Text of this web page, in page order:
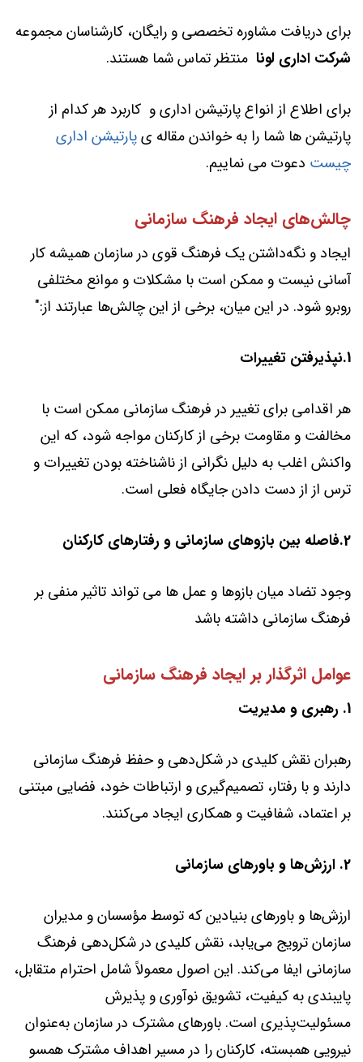
برای دریافت مشاوره تخصصی و رایگان، کارشناسان مجموعه
شرکت اداری لونا منتظر تماس شما هستند.
برای اطلاع از انواع پارتیشن اداری و کاربرد هر کدام از
پارتیشن ها شما را به خواندن مقاله یپارتیشن اداری
چیست دعوت می نماییم.
چالش‌های ایجاد فرهنگ سازمانی
ایجاد و نگه‌داشتن یک فرهنگ قوی در سازمان همیشه کار
آسانی نیست و ممکن است با مشکلات و موانع مختلفی
روبرو شود. در این میان، برخی از این چالش‌ها عبارتند از:"
1.نپذیرفتن تغییرات
هر اقدامی برای تغییر در فرهنگ سازمانی ممکن است با
مخالفت و مقاومت برخی از کارکنان مواجه شود، که این
واکنش اغلب به دلیل نگرانی از ناشناخته بودن تغییرات و
ترس از از دست دادن جایگاه فعلی است.
2.فاصله بین بازوهای سازمانی و رفتارهای کارکنان
وجود تضاد میان بازوها و عمل ها می تواند تاثیر منفی بر
فرهنگ سازمانی داشته باشد
عوامل اثرگذار بر ایجاد فرهنگ سازمانی
1. رهبری و مدیریت
رهبران نقش کلیدی در شکل‌دهی و حفظ فرهنگ سازمانی
دارند و با رفتار، تصمیم‌گیری و ارتباطات خود، فضایی مبتنی
بر اعتماد، شفافیت و همکاری ایجاد می‌کنند.
2. ارزش‌ها و باورهای سازمانی
ارزش‌ها و باورهای بنیادین که توسط مؤسسان و مدیران
سازمان ترویج می‌یابد، نقش کلیدی در شکل‌دهی فرهنگ
سازمانی ایفا می‌کند. این اصول معمولاً شامل احترام متقابل،
پایبندی به کیفیت، تشویق نوآوری و پذیرش
مسئولیت‌پذیری است. باورهای مشترک در سازمان به‌عنوان
نیرویی همبسته، کارکنان را در مسیر اهداف مشترک همسو